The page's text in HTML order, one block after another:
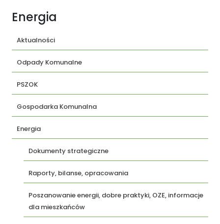
Energia
Aktualności
Odpady Komunalne
PSZOK
Gospodarka Komunalna
Energia
Dokumenty strategiczne
Raporty, bilanse, opracowania
Poszanowanie energii, dobre praktyki, OZE, informacje
dla mieszkańców